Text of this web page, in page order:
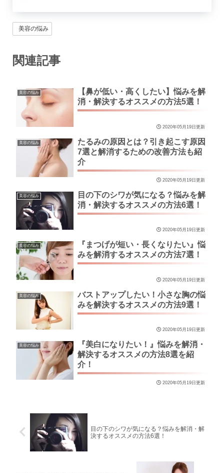
美容の悩み
関連記事
美容の悩み
【鼻が低い・高くしたい】悩みを解
消・解決するオススメの方法5選！
2020年05月19日更新
美容の悩み
たるみの原因とは？引き起こす原因
7選と解消するための改善方法も紹
介
2020年05月19日更新
美容の悩み
目の下のシワが気になる？悩みを解
消・解決するオススメの方法6選！
2020年05月19日更新
美容の悩み
『まつげが短い・長くなりたい』悩
みを解消するオススメの方法7選！
2020年05月19日更新
美容の悩み
バストアップしたい！小さな胸の悩
みを解決するオススメの方法9選！
2020年05月19日更新
美容の悩み
『美白になりたい！』悩みを解消・
解決するオススメの方法8選を紹
介！
2020年05月19日更新
目の下のシワが気になる？悩みを解消・解
決するオススメの方法6選！